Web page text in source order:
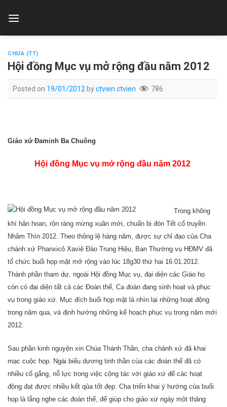
CHƯA (TT)
Hội đồng Mục vụ mở rộng đầu năm 2012
Posted on 19/01/2012 byctvien ctvien 786
Giáo xứ Đaminh Ba Chuông
Hội đồng Mục vụ mở rộng đầu năm 2012
Trong không
khí hân hoan, rộn ràng mừng xuân mới, chuẩn bị đón Tết cổ truyền
Nhâm Thìn 2012. Theo thông lệ hàng năm, được sự chỉ đạo của Cha
chánh xứ Phanxicô Xaviê Đào Trung Hiệu, Ban Thường vụ HĐMV đã
tổ chức buổi họp mặt mở rộng vào lúc 18g30 thứ hai 16.01.2012.
Thành phần tham dự, ngoài Hội đồng Mục vụ, đại diện các Giáo họ
còn có đại diện tất cả các Đoàn thể, Ca đoàn đang sinh hoạt và phục
vụ trong giáo xứ. Mục đích buổi họp mặt là nhìn lại những hoạt động
trong năm qua, và định hướng những kế hoạch phục vụ trong năm mới
2012.
Sau phần kinh nguyện xin Chúa Thánh Thần, cha chánh xứ đã khai
mạc cuộc họp. Ngài biểu dương tinh thần của các đoàn thể đã có
nhiều cố gắng, nỗ lực trong việc cộng tác với giáo xứ để các hoạt
động đạt được nhiều kết qủa tốt đẹp. Cha triển khai ý hướng của buổi
họp là lắng nghe các đoàn thể, để giúp cho giáo xứ ngày một thăng